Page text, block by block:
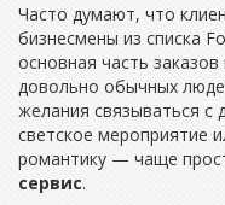
Часто думают, что
бизнесмены из списка
основная часть
довольно обычных
желания связываться с
светское мероприятие
романтику — чаще
сервис.